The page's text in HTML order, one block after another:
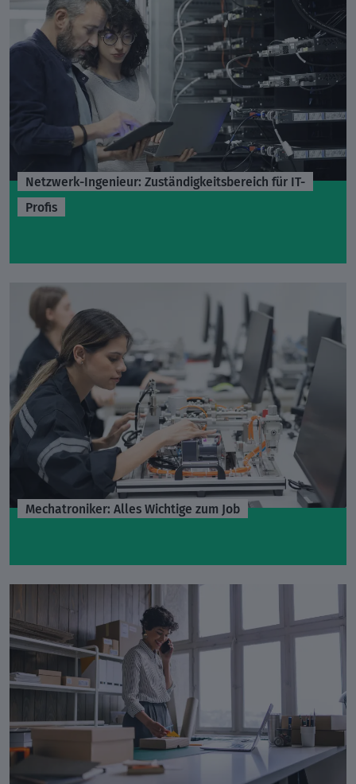
Netzwerk-Ingenieur: Zuständigkeitsbereich für IT-
Profis
Mechatroniker: Alles Wichtige zum Job